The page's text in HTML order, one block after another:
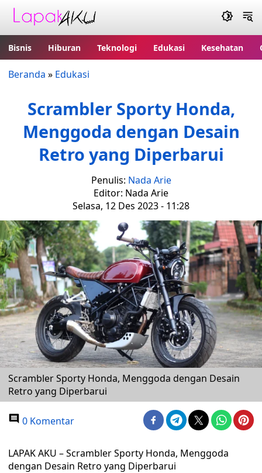
Bisnis Hiburan Teknologi Edukasi Kesehatan
Beranda » Edukasi
Scrambler Sporty Honda,
Menggoda dengan Desain
Retro yang Diperbarui
Penulis: Nada Arie
Editor: Nada Arie
Selasa, 12 Des 2023 - 11:28
Scrambler Sporty Honda, Menggoda dengan Desain
Retro yang Diperbarui
0 Komentar
LAPAK AKU – Scrambler Sporty Honda, Menggoda
dengan Desain Retro yang Diperbarui